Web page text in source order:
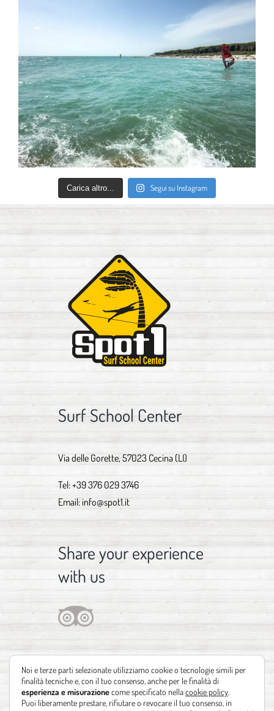
Carica altro... Segui su Instagram
Surf School Center
Via delle Gorette, 57023 Cecina (LI)
Tel:+39 376 029 3746
Email: info@spot1.it
Share your experience
with us
Noi e terze parti selezionate utilizziamo cookie o tecnologie simili per
finalità tecniche e, con il tuo consenso, anche per le finalità di
esperienza e misurazionecome specificato nellacookie policy
Puoi liberamente prestare, rifiutare o revocare il tuo consenso, in